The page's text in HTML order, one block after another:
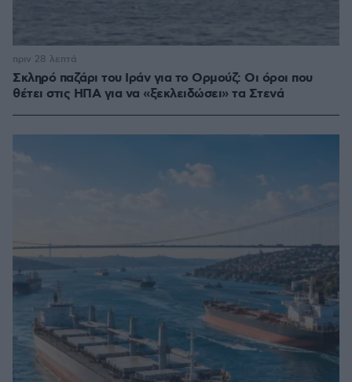
Σκληρό παζάρι του Ιράν για το Ορμούζ: Οι όροι που
θέτει στις ΗΠΑ για να «ξεκλειδώσει» τα Στενά
πριν 28 λεπτά